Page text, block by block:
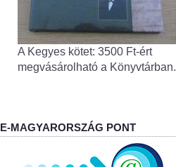
A Kegyes kötet: 3500 Ft-ért
megvásárolható a Könyvtárban.
E-MAGYARORSZÁG PONT